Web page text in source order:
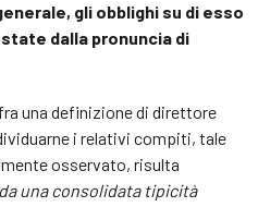
gli obblighi su di esso
dalla pronuncia di
una definizione di direttore
i relativi compiti, tale
osservato, risulta
una consolidata tipicità